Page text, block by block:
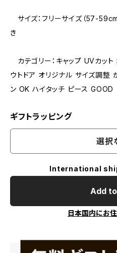
サイズ：フリーサイズ（57-
き
カテゴリー：キャップ UVカッ
ウトドア オリジナル サイズ調整
ン OK ハイタッチ ピース GOOD
ギフトラッピング
選択
International
Add
日本国内にお